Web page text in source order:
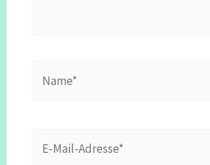
Mail-